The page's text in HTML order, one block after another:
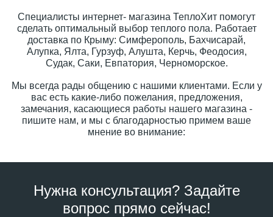
Специалисты интернет- магазина ТеплоХит помогут
сделать оптимальный выбор теплого пола. Работает
доставка по Крыму: Симферополь, Бахчисарай,
Алупка, Ялта, Гурзуф, Алушта, Керчь, Феодосия,
Судак, Саки, Евпатория, Черноморское.
Мы всегда рады общению с нашими клиентами. Если у
вас есть какие-либо пожелания, предложения,
замечания, касающиеся работы нашего магазина -
пишите нам, и мы с благодарностью примем ваше
мнение во внимание:
Нужна консультация? Задайте
вопрос прямо сейчас!